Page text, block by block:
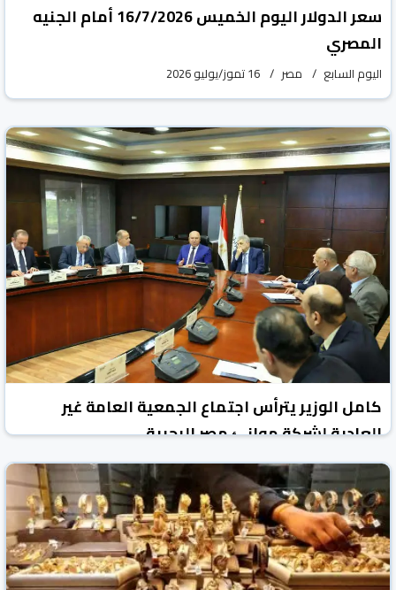
سعر الدولار اليوم الخميس 16/7/2026 أمام الجنيه
المصري
اليوم السابع مصر 16 تموز/يوليو 2026
كامل الوزير يترأس اجتماع الجمعية العامة غير
العادية لشركة موانئ مصر البحرية
جريدة الشروق المصرية مصر 16 تموز/يوليو 2026